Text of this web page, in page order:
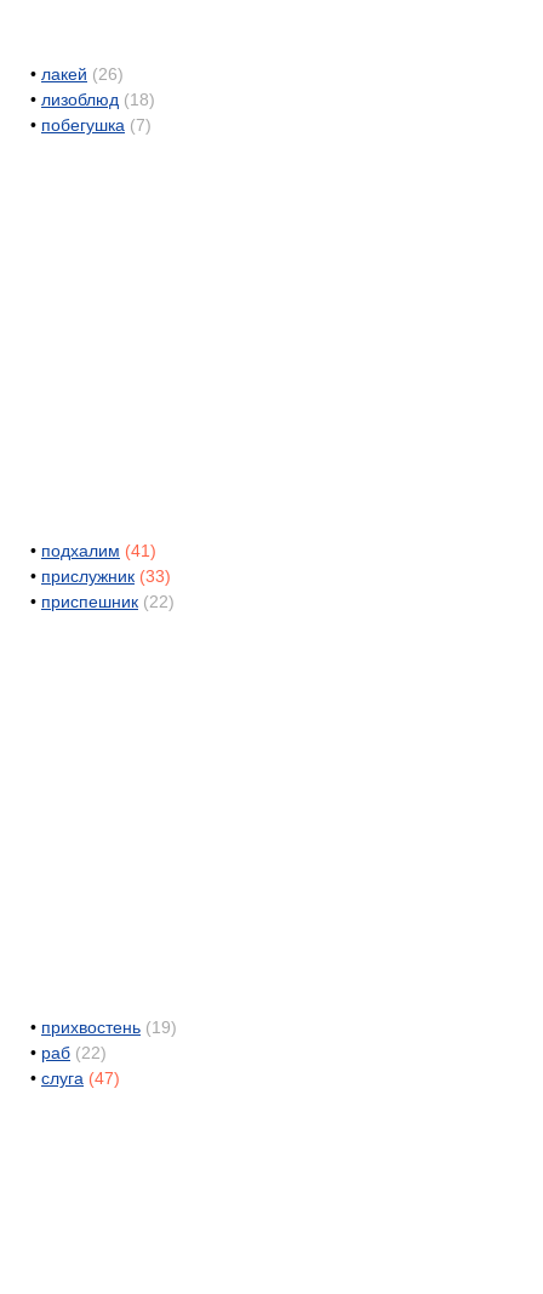
• лакей (26)
• лизоблюд (18)
• побегушка (7)
• подхалим (41)
• прислужник (33)
• приспешник (22)
• прихвостень (19)
• раб (22)
• слуга (47)